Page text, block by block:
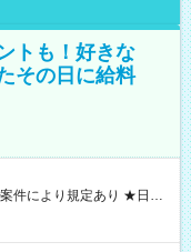
トも！好きな
その日に給料
現金GET♪ お仕事後はコ
用期間】試